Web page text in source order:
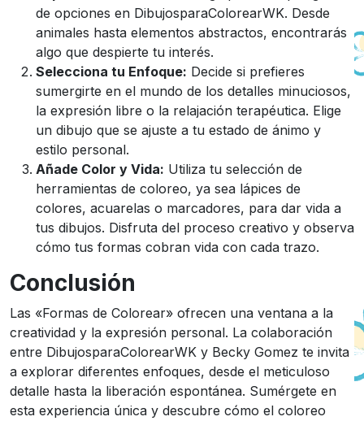
de opciones en DibujosparaColorearWK. Desde
animales hasta elementos abstractos, encontrarás
algo que despierte tu interés.
Selecciona tu Enfoque: Decide si prefieres
sumergirte en el mundo de los detalles minuciosos,
la expresión libre o la relajación terapéutica. Elige
un dibujo que se ajuste a tu estado de ánimo y
estilo personal.
Añade Color y Vida: Utiliza tu selección de
herramientas de coloreo, ya sea lápices de
colores, acuarelas o marcadores, para dar vida a
tus dibujos. Disfruta del proceso creativo y observa
cómo tus formas cobran vida con cada trazo.
Conclusión
Las «Formas de Colorear» ofrecen una ventana a la
creatividad y la expresión personal. La colaboración
entre DibujosparaColorearWK y Becky Gomez te invita
a explorar diferentes enfoques, desde el meticuloso
detalle hasta la liberación espontánea. Sumérgete en
esta experiencia única y descubre cómo el coloreo